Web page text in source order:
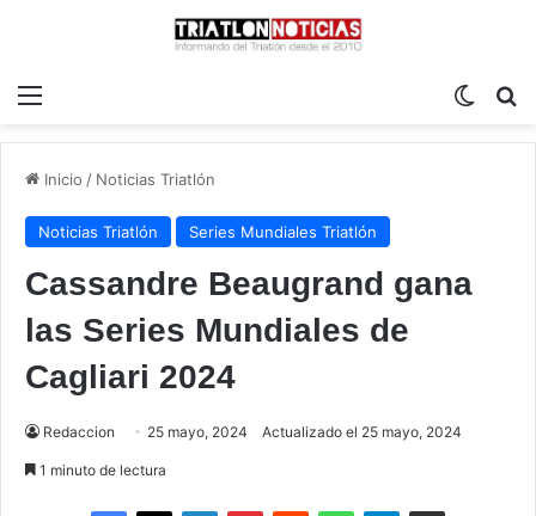
Inicio / Noticias Triatlón
Noticias Triatlón Series Mundiales Triatlón
Cassandre Beaugrand gana
las Series Mundiales de
Cagliari 2024
Redaccion 25 mayo, 2024 Actualizado el 25 mayo, 2024
1 minuto de lectura